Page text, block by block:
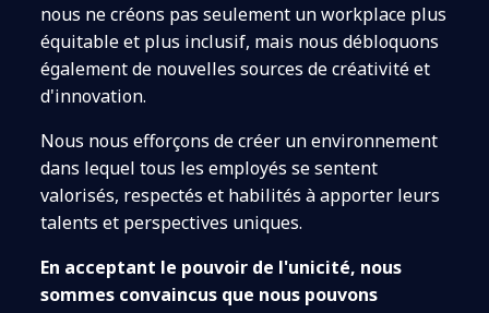
nous ne créons pas seulement un workplace plus
équitable et plus inclusif, mais nous débloquons
également de nouvelles sources de créativité et
d'innovation.
Nous nous efforçons de créer un environnement
dans lequel tous les employés se sentent
valorisés, respectés et habilités à apporter leurs
talents et perspectives uniques.
En acceptant le pouvoir de l'unicité, nous
sommes convaincus que nous pouvons